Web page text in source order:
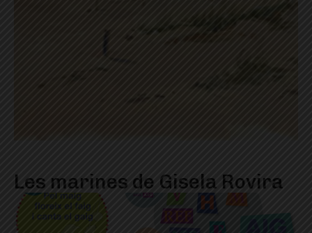
Les marines de Gisela Rovira